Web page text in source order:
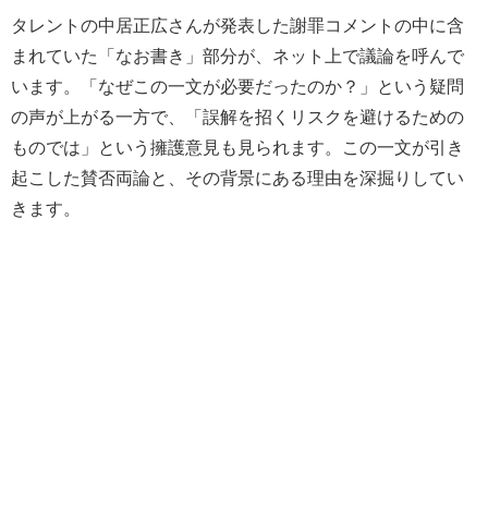
タレントの中居正広さんが発表した謝罪コメントの中に含
まれていた「なお書き」部分が、ネット上で議論を呼んで
います。「なぜこの一文が必要だったのか？」という疑問
の声が上がる一方で、「誤解を招くリスクを避けるための
ものでは」という擁護意見も見られます。この一文が引き
起こした賛否両論と、その背景にある理由を深掘りしてい
きます。